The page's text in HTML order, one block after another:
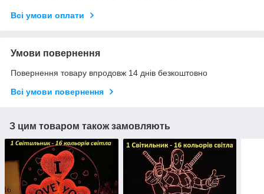
Всі умови оплати
Умови повернення
Повернення товару впродовж 14 днів безкоштовно
Всі умови повернення
З цим товаром також замовляють